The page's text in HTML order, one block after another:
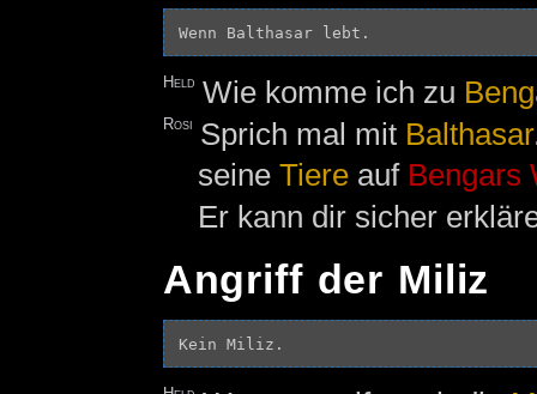
Held Wie komme ich zu
Rosi Sprich mal mit Balthasar
seine Tiereauf Bengars
Er kann dir sicher
Angriff der Miliz